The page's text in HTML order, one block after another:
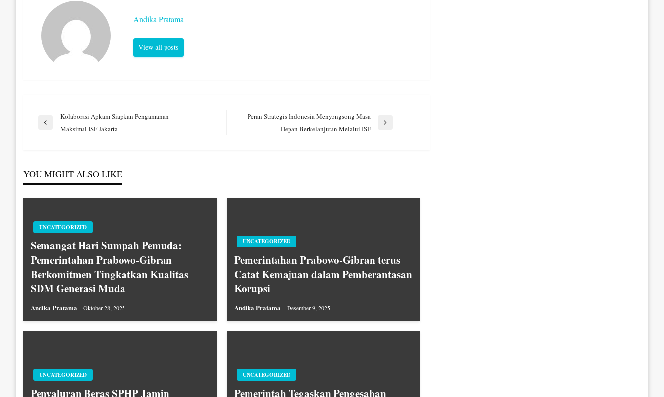
Andika Pratama
View all posts
Navigasi
Previous
Kolaborasi Apkam Siapkan Pengamanan
Maksimal ISF Jakarta
Peran Strategis Indonesia Menyongsong Masa
Depan Berkelanjutan Melalui ISF
YOU MIGHT ALSO LIKE
UNCATEGORIZED
Semangat Hari Sumpah Pemuda:
Pemerintahan Prabowo-Gibran
Berkomitmen Tingkatkan Kualitas
SDM Generasi Muda
Andika Pratama Oktober 28, 2025
UNCATEGORIZED
Pemerintahan Prabowo-Gibran terus
Catat Kemajuan dalam Pemberantasan
Korupsi
Andika Pratama Desember 9, 2025
UNCATEGORIZED
Penyaluran Beras SPHP Jamin
UNCATEGORIZED
Pemerintah Tegaskan Pengesahan